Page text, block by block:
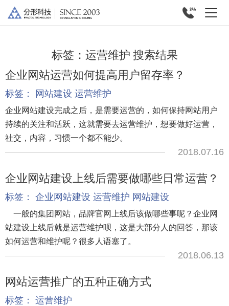
标签： 运营维护 搜索结果
企业网站运营如何提高用户留存率？
标签： 网站建设 运营维护
企业网站建设完成之后，是需要运营的，如何保持网站用户
持续的关注和活跃，这就需要去运营维护，想要做好运营，
社交，内容，习惯一个都不能少。
2018.07.16
企业网站建设上线后需要做哪些日常运营？
标签： 企业网站建设 运营维护 网站建设
一般的集团网站，品牌官网上线后该做哪些事呢？企业网
站建设上线后就是运营维护呗，这是大部分人的回答，那该
如何运营和维护呢？很多人语塞了。
2018.06.13
网站运营推广的五种正确方式
标签： 运营维护